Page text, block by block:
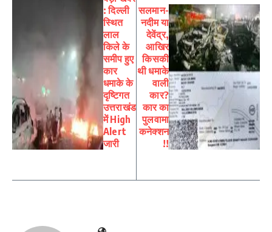
: दिल्ली
स्थित
लाल
किले के
समीप हुए
कार
धमाके के
दृष्टिगत
उत्तराखंड
में High
Alert
जारी
सलमान-
नदीम या
देवेंद्र,
आखिर
किसकी
थी धमाके
वाली
कार?
कार का
पुलवामा
कनेक्‍शन
!!